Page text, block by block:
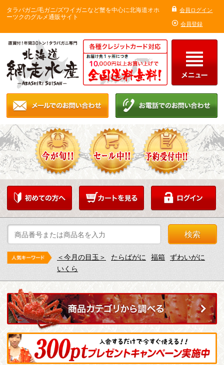
タラバガニ/毛ガニ/ズワイガニなど蟹を中心に北海道オホ
ーツクのグルメ通販サイト
会員ログイン
会員登録
検索
＜今月の目玉＞ たらばがに 福箱 ずわいがに
いくら